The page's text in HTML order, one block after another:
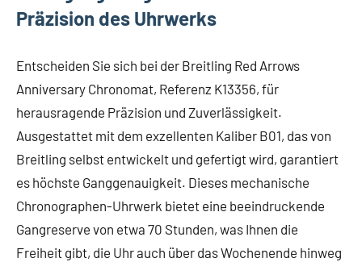
Präzision des Uhrwerks
Entscheiden Sie sich bei der Breitling Red Arrows
Anniversary Chronomat, Referenz K13356, für
herausragende Präzision und Zuverlässigkeit.
Ausgestattet mit dem exzellenten Kaliber B01, das von
Breitling selbst entwickelt und gefertigt wird, garantiert
es höchste Ganggenauigkeit. Dieses mechanische
Chronographen-Uhrwerk bietet eine beeindruckende
Gangreserve von etwa 70 Stunden, was Ihnen die
Freiheit gibt, die Uhr auch über das Wochenende hinweg